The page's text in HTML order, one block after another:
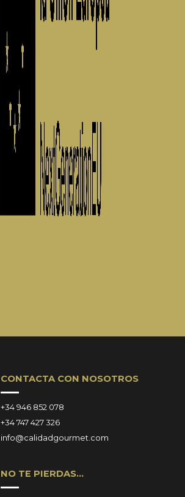
CONTACTA CON NOSOTROS
+34 946 852 078
+34 747 427 326
info@calidadgourmet.com
NO TE PIERDAS…